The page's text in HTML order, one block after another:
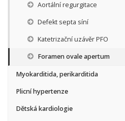
Aortální regurgitace
Defekt septa síní
Katetrizační uzávěr PFO
Foramen ovale apertum
Myokarditida, perikarditida
Plicní hypertenze
Dětská kardiologie